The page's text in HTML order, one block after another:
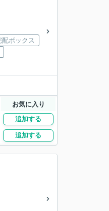
配ボックス
お気に入り
追加する
追加する